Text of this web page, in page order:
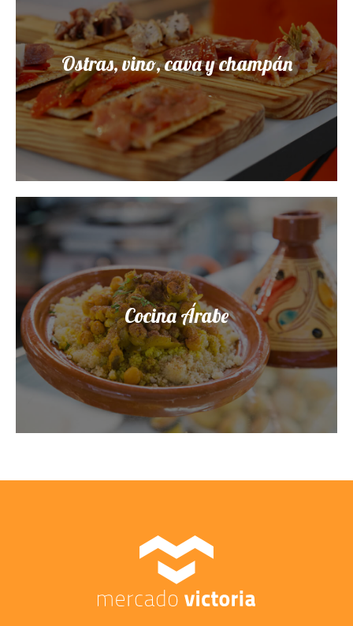
Ostras, vino, cava y champán
Cocina Árabe